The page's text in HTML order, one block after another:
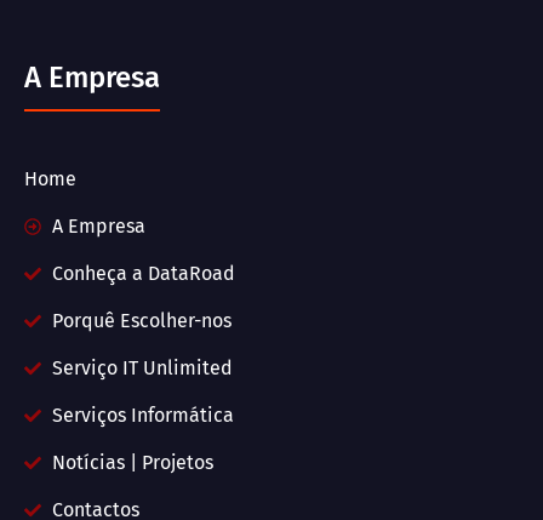
A Empresa
Home
A Empresa
Conheça a DataRoad
Porquê Escolher-nos
Serviço IT Unlimited
Serviços Informática
Notícias | Projetos
Contactos